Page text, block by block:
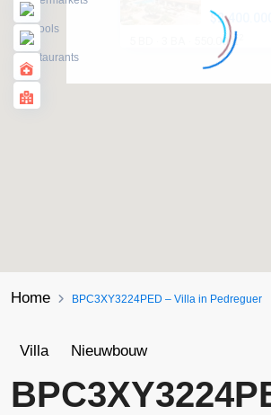
$2.400.000
550.00 ft
Home BPC3XY3224PED – Villa in Pedreguer
Villa Nieuwbouw